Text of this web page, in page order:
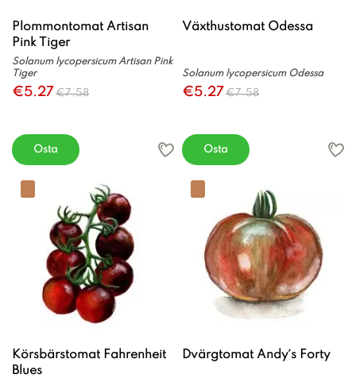
Plommontomat Artisan
Pink Tiger
Solanum lycopersicum Artisan Pink
Tiger
€5.27 €7.58
Osta
Växthustomat Odessa
Solanum lycopersicum Odessa
€5.27 €7.58
Osta
Körsbärstomat Fahrenheit
Blues
Dvärgtomat Andy´s Forty